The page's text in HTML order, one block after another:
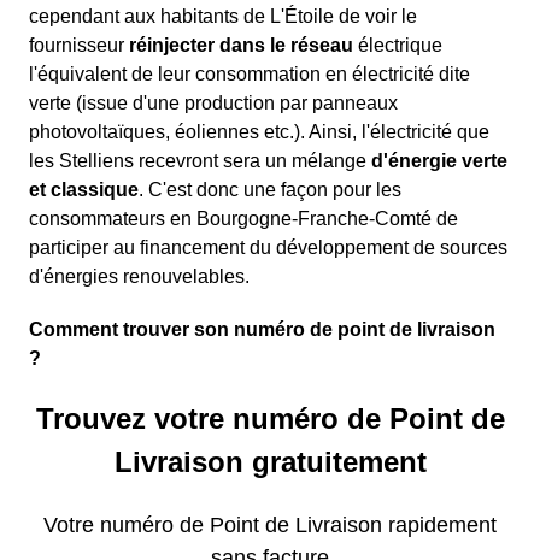
cependant aux habitants de L'Étoile de voir le
fournisseur réinjecter dans le réseau électrique
l'équivalent de leur consommation en électricité dite
verte (issue d'une production par panneaux
photovoltaïques, éoliennes etc.). Ainsi, l'électricité que
les Stelliens recevront sera un mélange d'énergie verte
et classique. C'est donc une façon pour les
consommateurs en Bourgogne-Franche-Comté de
participer au financement du développement de sources
d'énergies renouvelables.
Comment trouver son numéro de point de livraison
?